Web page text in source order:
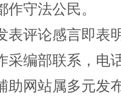
术幻境守法公民。
表评论感言即表
采编部联系，电
助网站属多元发